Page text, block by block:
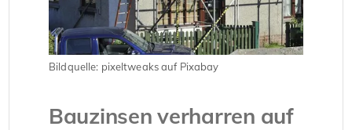
Bildquelle: pixeltweaks auf Pixabay
Bauzinsen verharren auf